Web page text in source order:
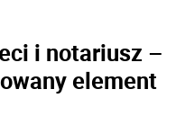
i notariusz –
element